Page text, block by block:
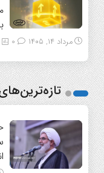
مرداد ۱۴, ۱۴۰۵